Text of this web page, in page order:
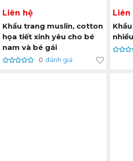
Liên hệ
Khẩu trang muslin, cotton
họa tiết xinh yêu cho bé
nam và bé gái
0 đánh giá
Liên